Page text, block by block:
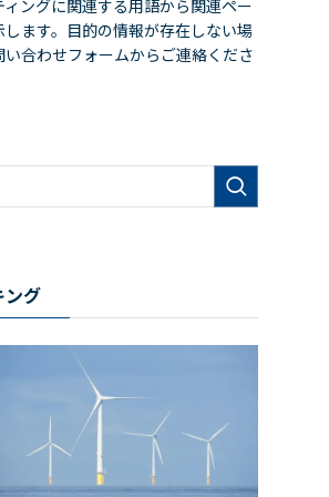
ィングに関連する用語から関連ペー
します。目的の情報が存在しない場
い合わせフォームからご連絡くださ
ング